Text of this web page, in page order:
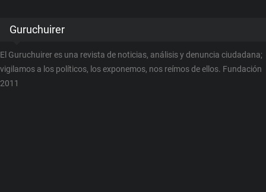
Guruchuirer
El Guruchuirer es una revista de noticias, análisis y denuncia ciudadana;
vigilamos a los políticos, los exponemos, nos reímos de ellos. Fundación
2011